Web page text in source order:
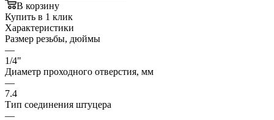
В корзину
Купить в 1 клик
Характеристики
Размер резьбы, дюймы
—
1/4"
Диаметр проходного отверстия, мм
—
7.4
Тип соединения штуцера
—